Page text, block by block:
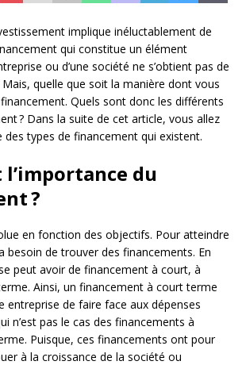
implique inéluctablement de
qui constitue un élément
ou d’une société ne s’obtient pas de
quelle que soit la manière dont vous
financement. Quels sont donc les différents
? Dans la suite de cet article, vous allez
des types de financement qui existent.
l’importance du
?
en fonction des objectifs. Pour atteindre
besoin de trouver des financements. En
peut avoir de financement à court, à
Ainsi, un financement à court terme
entreprise de faire face aux dépenses
n’est pas le cas des financements à
Puisque, ces financements ont pour
à la croissance de la société ou